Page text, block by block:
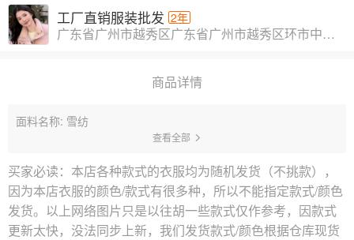
工厂直销服装批发 2年
广东省广州市越秀区广东省广州市越秀区环市中路316号金鹰大厦31楼3110房-A632
商品详情
面料名称: 雪纺
查看全部
买家必读：本店各种款式的衣服均为随机发货（不挑款），
因为本店衣服的颜色/款式有很多种，所以不能指定款式/颜色
发货。以上网络图片只是以往胡一些款式仅作参考，因款式
更新太快，没法同步上新，我们发货款式/颜色根据仓库现货